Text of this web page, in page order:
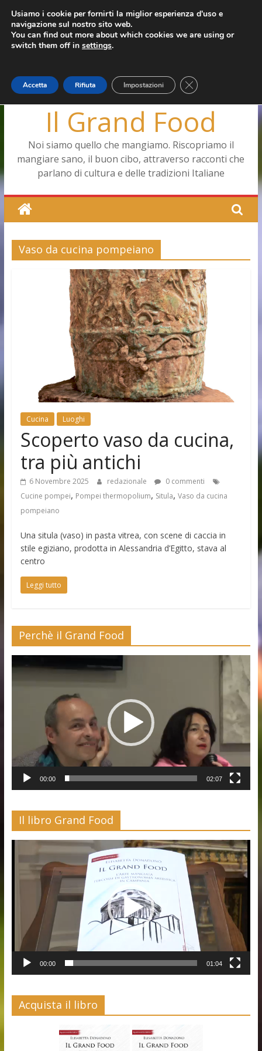
Salta
contenuto
mercoledì, Agosto 5, 2026
Ultimo: Pizza a Corte
Menopausa, una forma smagliante senza età
Capodimonte, ritorna la tavola di corte
Il Grand Food
Noi siamo quello che mangiamo. Riscopriamo il
mangiare sano, il buon cibo, attraverso racconti che
parlano di cultura e delle tradizioni Italiane
Vaso da cucina pompeiano
Cucina Luoghi
Scoperto vaso da cucina,
tra più antichi
6 Novembre 2025 redazionale
0 commenti
Cucine pompei, Pompei thermopolium, Situla, Vaso da cucina
pompeiano
Una situla (vaso) in pasta vitrea, con scene di caccia in
stile egiziano, prodotta in Alessandria d’Egitto, stava al
centro
Leggi tutto
Perchè il Grand Food
00:00 02:07
Il libro Grand Food
Player
00:00 01:04
Acquista il libro
Usiamo i cookie per fornirti la miglior esperienza d'uso e
navigazione sul nostro sito web.
You can find out more about which cookies we are using or
switch them off in settings.
Accetta Rifiuta Impostazioni Close GDPR